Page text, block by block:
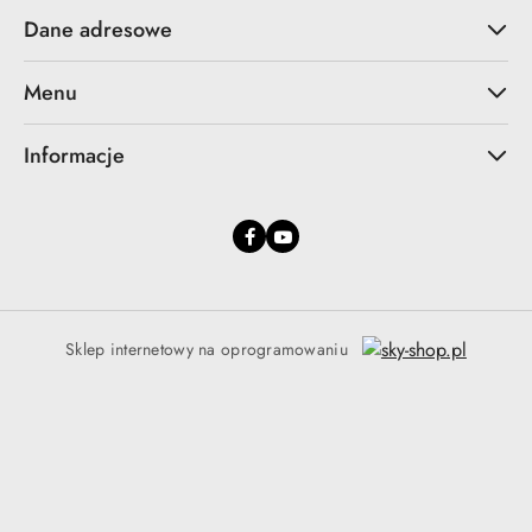
Dane adresowe
Menu
Informacje
Sklep internetowy na oprogramowaniu